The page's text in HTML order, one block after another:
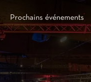
Prochains événements